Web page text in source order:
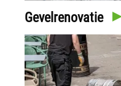
Gevelrenovatie